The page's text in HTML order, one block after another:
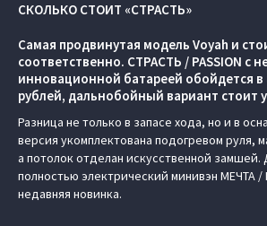
СКОЛЬКО СТОИТ «СТРАСТЬ»
Самая продвинутая модель Voyah и
соответственно. СТРАСТЬ / PASSION c
инновационной батареей обойдется в
рублей, дальнобойный вариант стоит
Разница не только в запасе хода, но и в
версия укомплектована подогревом руля,
а потолок отделан искусственной
полностью электрический минивэн МЕЧТА /
недавняя новинка.